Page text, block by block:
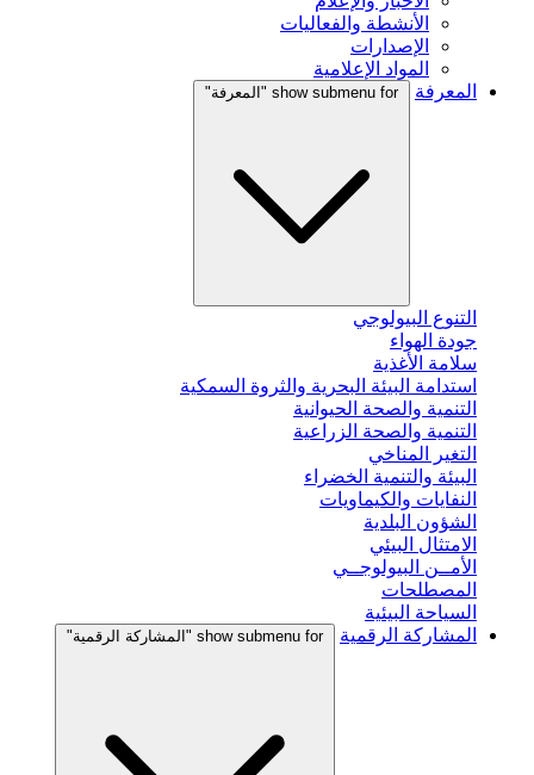
الأنشطة والفعاليات
الإصدارات
المواد الإعلامية
المعرفة
show submenu for "المعرفة"
التنوع البيولوجي
جودة الهواء
سلامة الأغذية
استدامة البيئة البحرية والثروة السمكية
التنمية والصحة الحيوانية
التنمية والصحة الزراعية
التغير المناخي
البيئة والتنمية الخضراء
النفايات والكيماويات
الشؤون البلدية
الامتثال البيئي
الأمــن البيولوجــي
المصطلحات
السياحة البيئية
المشاركة الرقمية
show submenu for "المشاركة الرقمية"